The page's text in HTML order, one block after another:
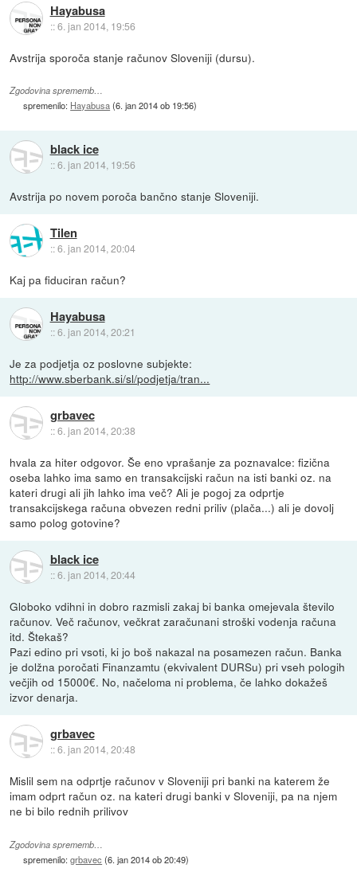
Hayabusa
::6. jan 2014, 19:56
Avstrija sporoča stanje računov Sloveniji (dursu).
Zgodovina sprememb…
spremenilo: Hayabusa(6. jan 2014 ob 19:56)
black ice
::6. jan 2014, 19:56
Avstrija po novem poroča bančno stanje Sloveniji.
Tilen
::6. jan 2014, 20:04
Kaj pa fiduciran račun?
Hayabusa
::6. jan 2014, 20:21
Je za podjetja oz poslovne subjekte:
http://www.sberbank.si/sl/podjetja/tran...
grbavec
::6. jan 2014, 20:38
hvala za hiter odgovor. Še eno vprašanje za poznavalce: fizična
oseba lahko ima samo en transakcijski račun na isti banki oz. na
kateri drugi ali jih lahko ima več? Ali je pogoj za odprtje
transakcijskega računa obvezen redni priliv (plača...) ali je dovolj
samo polog gotovine?
black ice
::6. jan 2014, 20:44
Globoko vdihni in dobro razmisli zakaj bi banka omejevala število
računov. Več računov, večkrat zaračunani stroški vodenja računa
itd. Štekaš?
Pazi edino pri vsoti, ki jo boš nakazal na posamezen račun. Banka
je dolžna poročati Finanzamtu (ekvivalent DURSu) pri vseh pologih
večjih od 15000€. No, načeloma ni problema, če lahko dokažeš
izvor denarja.
grbavec
::6. jan 2014, 20:48
Mislil sem na odprtje računov v Sloveniji pri banki na katerem že
imam odprt račun oz. na kateri drugi banki v Sloveniji, pa na njem
ne bi bilo rednih prilivov
Zgodovina sprememb…
spremenilo:grbavec (6. jan 2014 ob 20:49)